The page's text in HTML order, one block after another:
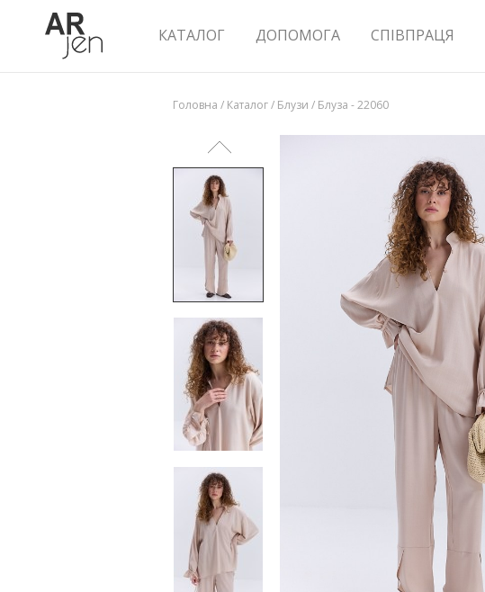
КАТАЛОГ ДОПОМОГА СПІВПРАЦЯ
Головна / Каталог/ Блузи / Блуза - 22060